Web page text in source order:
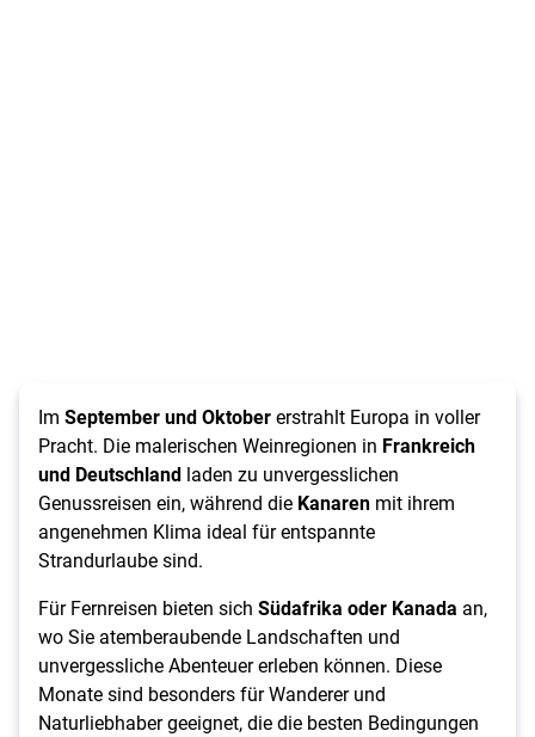
Im September und Oktobererstrahlt Europa in voller
Pracht. Die malerischen Weinregionen in Frankreich
und Deutschland laden zu unvergesslichen
Genussreisen ein, während die Kanaren mit ihrem
angenehmen Klima ideal für entspannte
Strandurlaube sind.
Für Fernreisen bieten sich Südafrika oder Kanada an,
wo Sie atemberaubende Landschaften und
unvergessliche Abenteuer erleben können. Diese
Monate sind besonders für Wanderer und
Naturliebhaber geeignet, die die besten Bedingungen